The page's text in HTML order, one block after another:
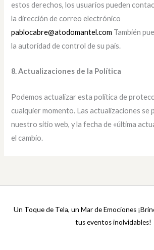
estos derechos, los usuarios pueden
la dirección de correo electrónico
pablocabre@atodomantel.com También
la autoridad de control de su país.
8. Actualizaciones de la Política
Podemos actualizar esta política de
cualquier momento. Las actualizaciones se
nuestro sitio web, y la fecha de «última
el cambio.
Un Toque de Tela, un Mar de Emociones
tus eventos inolvidables!